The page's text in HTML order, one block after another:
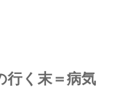
行く末＝病気